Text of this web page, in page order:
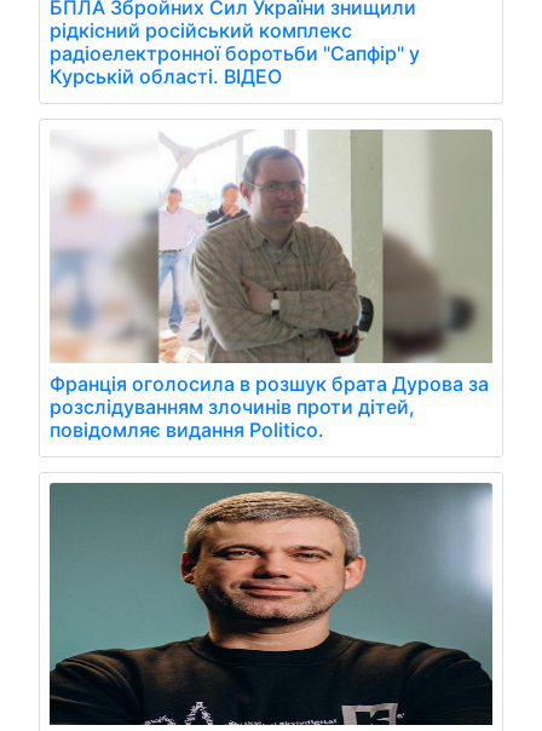
БПЛА Збройних Сил України знищили
рідкісний російський комплекс
радіоелектронної боротьби "Сапфір" у
Курській області. ВІДЕО
Франція оголосила в розшук брата Дурова за
розслідуванням злочинів проти дітей,
повідомляє видання Politico.